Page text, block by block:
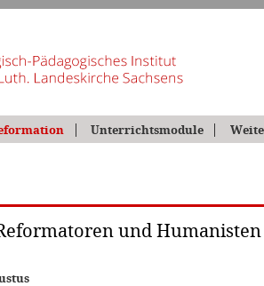
Unterrichtsmodule
und Humanisten